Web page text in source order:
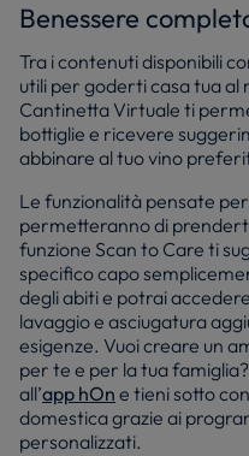
Benessere
Tra i contenuti disponibili
utili per goderti casa tua al
Cantinetta Virtuale ti
bottiglie e ricevere
abbinare al tuo vino
Le funzionalità pensate
permetteranno di
funzione Scan to Care ti
specifico capo
degli abiti e potrai
lavaggio e asciugatura
esigenze. Vuoi creare un
per te e per la tua
all’app hOn e tieni sotto
domestica grazie ai
personalizzati.